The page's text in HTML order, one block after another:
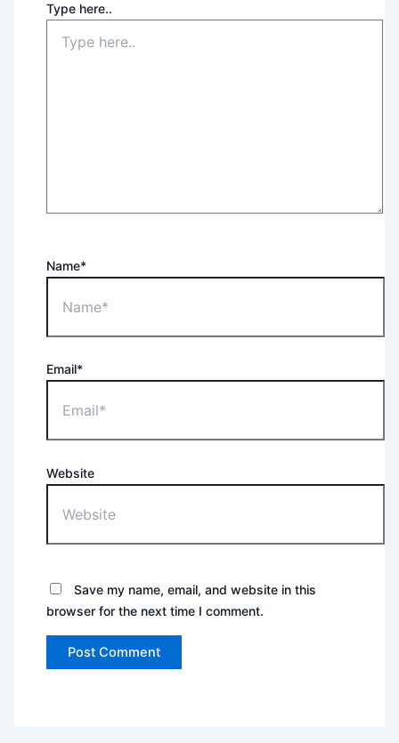
Type here..
Name*
Email*
Website
Save my name, email, and website in this
browser for the next time I comment.